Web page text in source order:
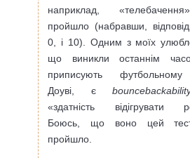
наприклад,
пройшло (набравши,
0, і 10). Одним з моїх
що виникли останнім
приписують
Доуві, є
«здатність відігрувати
Боюсь, що воно цей
пройшло.